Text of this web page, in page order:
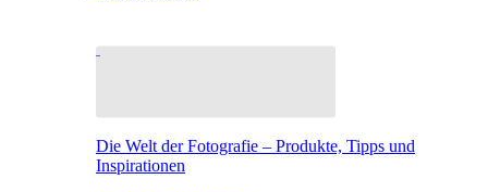
Die Welt der Fotografie – Produkte, Tipps und
Inspirationen